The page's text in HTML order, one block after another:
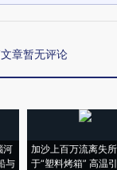
章暂无评论
河
与
加沙上百万流离失
于“塑料烤箱” 高温